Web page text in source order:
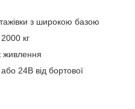
з широкою базою
кг
живлення
24В від бортової